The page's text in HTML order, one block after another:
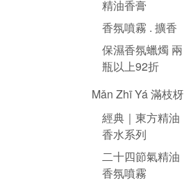
精油香膏
香氛噴霧 . 擴香
保濕香氛蠟燭 兩
瓶以上92折
Mǎn Zhī Yá 滿枝枒
經典｜東方精油
香水系列
二十四節氣精油
香氛噴霧